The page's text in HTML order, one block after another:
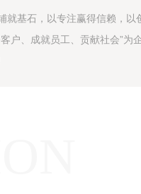
就基石，以专注赢得信赖，以
客户、成就员工、贡献社会”为